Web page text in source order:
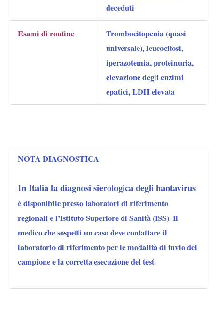
deceduti
Esami di routine
Trombocitopenia (quasi
universale), leucocitosi,
iperazotemia, proteinuria,
elevazione degli enzimi
epatici, LDH elevata
NOTA DIAGNOSTICA
In Italia la diagnosi sierologica degli hantavirus
è disponibile pressolaboratori di riferimento
regionali e l’Istituto Superiore di Sanità (ISS). Il
medico che sospetti un caso deve contattare il
laboratorio di riferimento per le modalità di invio del
campione e la corretta esecuzione del test.